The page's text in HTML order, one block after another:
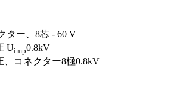
ター、8芯 - 60 V
Uimp0.8kV
、コネクター8極0.8kV